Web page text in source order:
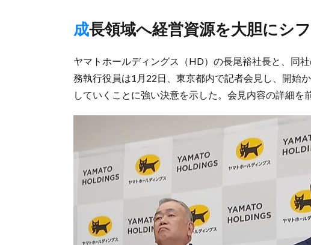
成長領域へ経営資源を大胆にシ
ヤマトホールディングス（HD）の長尾裕社長と、同
務執行役員は1月22日、東京都内で記者会見し、開始
していくことに強い決意を示した。会見内容の詳細を